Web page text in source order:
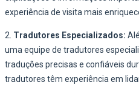
experiência de visita mais
2. Tradutores Especializados:
uma equipe de tradutores
traduções precisas e confiáveis
tradutores têm experiência em